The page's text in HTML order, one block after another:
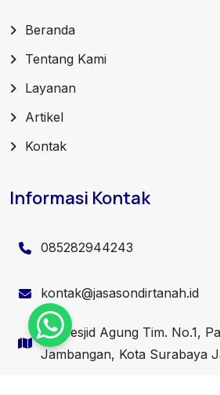
Beranda
Tentang Kami
Layanan
Artikel
Kontak
Informasi Kontak
085282944243
kontak@jasasondirtanah.id
Jl. Mesjid Agung Tim. No.1,
Jambangan, Kota Surabaya